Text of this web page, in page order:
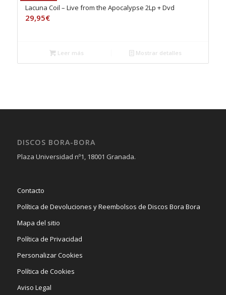
Lacuna Coil – Live from the Apocalypse 2Lp + Dvd
29,95€
Leer más Mostrar detalles
DISCOS BORA-BORA
Plaza Universidad nº1, 18001 Granada.
Contacto
Política de Devoluciones y Reembolsos de Discos Bora Bora
Mapa del sitio
Política de Privacidad
Personalizar Cookies
Política de Cookies
Aviso Legal